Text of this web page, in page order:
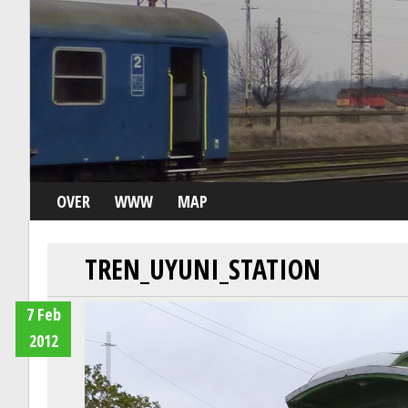
OVER WWW MAP
TREN_UYUNI_STATION
7 Feb
2012